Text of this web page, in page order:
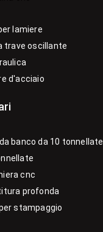
lamiere
trave oscillante
d'acciaio
banco da 10 tonnellate
cnc
profonda
stampaggio